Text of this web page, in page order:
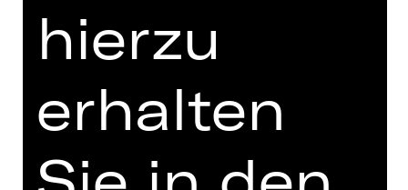
Opernfreunde
hierzu
erhalten